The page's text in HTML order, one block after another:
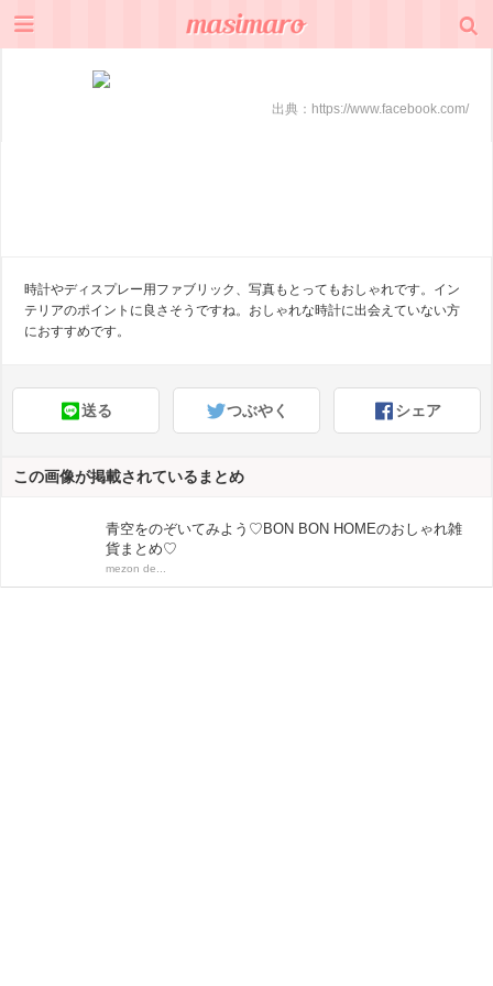
出典： https://www.facebook.com/
時計やディスプレー用ファブリック、写真もとってもおしゃれです。イン
テリアのポイントに良さそうですね。おしゃれな時計に出会えていない方
におすすめです。
送る つぶやく シェア
この画像が掲載されているまとめ
青空をのぞいてみよう♡BON BON HOMEのおしゃれ雑
貨まとめ♡
mezon de...